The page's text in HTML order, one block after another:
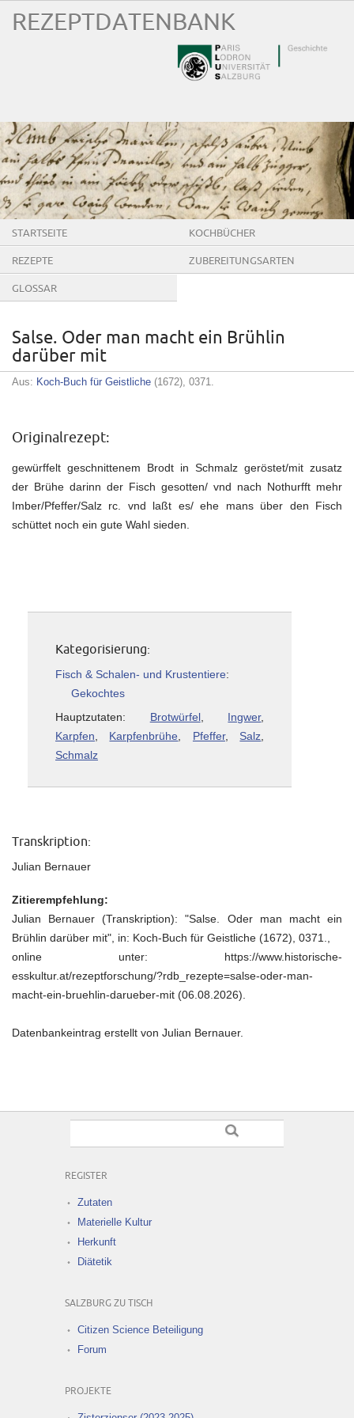
REZEPTDATENBANK
STARTSEITE KOCHBÜCHER
REZEPTE ZUBEREITUNGSARTEN
GLOSSAR
Salse. Oder man macht ein Brühlin
darüber mit
Aus: Koch-Buch für Geistliche (1672), 0371.
Originalrezept:
gewürffelt geschnittenem Brodt in Schmalz geröstet/mit zusatz
der Brühe darinn der Fisch gesotten/ vnd nach Nothurfft mehr
Imber/Pfeffer/Salz rc. vnd laßt es/ ehe mans über den Fisch
schüttet noch ein gute Wahl sieden.
Kategorisierung:
Fisch & Schalen- und Krustentiere:
Gekochtes
Hauptzutaten: Brotwürfel, Ingwer,
Karpfen
Karpfenbrühe Pfeffer, Salz
Schmalz
Transkription:
Julian Bernauer
Zitierempfehlung:
Julian Bernauer (Transkription): "Salse. Oder man macht ein
Brühlin darüber mit", in: Koch-Buch für Geistliche (1672), 0371.,
online unter: https://www.historische-
esskultur.at/rezeptforschung/?rdb_rezepte=salse-oder-man-
macht-ein-bruehlin-darueber-mit (06.08.2026).
Datenbankeintrag erstellt von Julian Bernauer.
REGISTER
Zutaten
Materielle Kultur
Herkunft
Diätetik
SALZBURG ZU TISCH
Citizen Science Beteiligung
Forum
PROJEKTE